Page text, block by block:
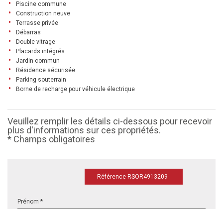
Piscine commune
Construction neuve
Terrasse privée
Débarras
Double vitrage
Placards intégrés
Jardin commun
Résidence sécurisée
Parking souterrain
Borne de recharge pour véhicule électrique
Veuillez remplir les détails ci-dessous pour recevoir
plus d'informations sur ces propriétés.
* Champs obligatoires
Référence RSOR4913209
Prénom *